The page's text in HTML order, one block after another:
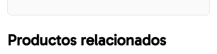
Productos relacionados